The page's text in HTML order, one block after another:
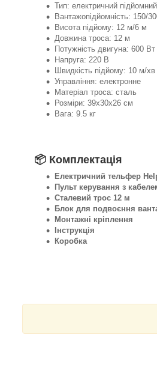
Тип: електричний
Вантажопідйомність: 150/
Висота підйому: 12 м/6 м
Довжина троса: 12 м
Потужність двигуна: 600 Вт
Напруга: 220 В
Швидкість підйому: 10 м/
Управління: електронне
Матеріал троса: сталь
Розміри: 39х30х26 см
Вага: 9.5 кг
📦 Комплектація
Електричний тельфер
Пульт керування з
Сталевий трос 12 м
Блок для подвоєння
Монтажні кріплення
Інструкція
Коробка